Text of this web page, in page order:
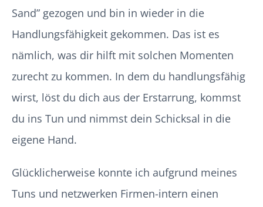
Sand” gezogen und bin in wieder in die
Handlungsfähigkeit gekommen. Das ist es
nämlich, was dir hilft mit solchen Momenten
zurecht zu kommen. In dem du handlungsfähig
wirst, löst du dich aus der Erstarrung, kommst
du ins Tun und nimmst dein Schicksal in die
eigene Hand.
Glücklicherweise konnte ich aufgrund meines
Tuns und netzwerken Firmen-intern einen